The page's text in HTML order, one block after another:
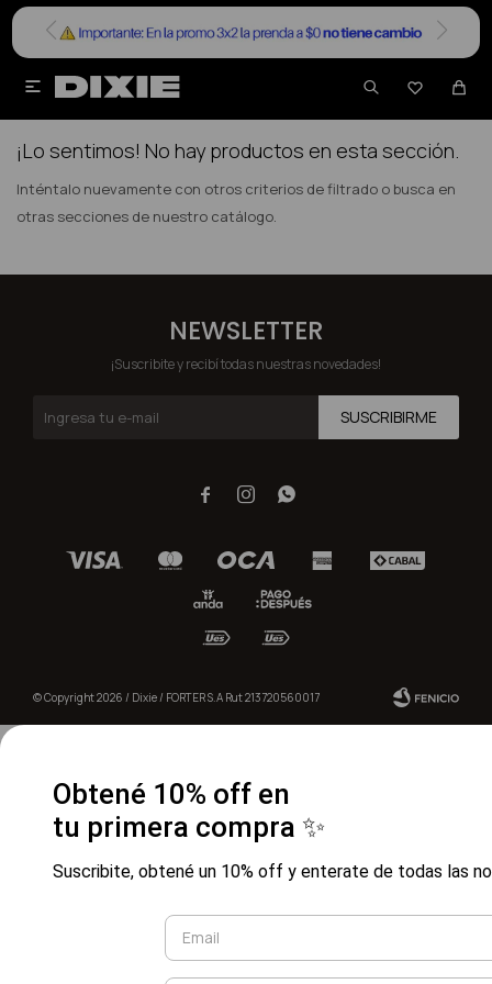


NO SE HAN RECUPERADO PRODUCTOS
¡Lo sentimos! No hay productos en esta sección.
Inténtalo nuevamente con otros criterios de filtrado o busca en
otras secciones de nuestro catálogo.
NEWSLETTER
¡Suscribite y recibí todas nuestras novedades!
SUSCRIBIRME
  
© Copyright 2026 / Dixie / FORTER S.A Rut 213720560017
Obtené 10% off en
tu primera compra ✨
Suscribite, obtené un 10% off y enterate de todas las